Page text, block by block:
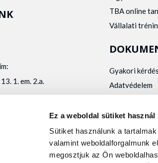
Ez a weboldal sütiket használ
Sütiket használunk a
valamint weboldalforgalmunk
megosztjuk az Ön
1. em. 2.a.
E/2020/000010
vételi száma:
TBA online
Vállalati
Gyakori
Adatvédelem
Orvosi